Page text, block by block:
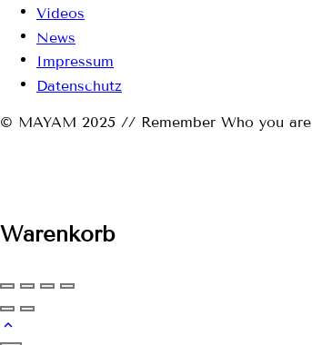
Videos
News
Impressum
Datenschutz
© MAYAM 2025 // Remember Who you are
Warenkorb